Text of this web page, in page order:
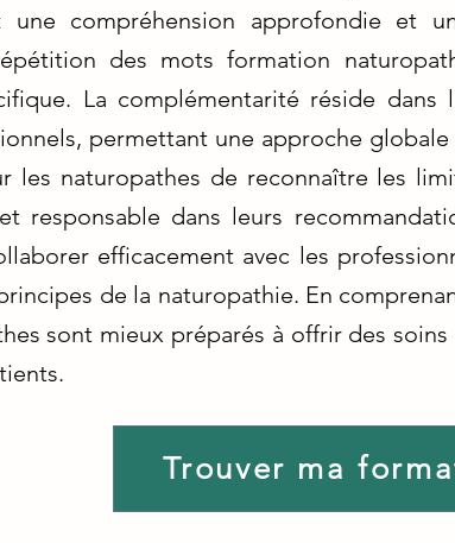
une compréhension approfondie et
des mots formation
La complémentarité réside
permettant une approche
les naturopathes de reconnaître les
responsable dans leurs
efficacement avec les
de la naturopathie. En
sont mieux préparés à offrir des
Trouver ma